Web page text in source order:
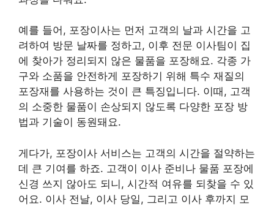
예를 들어, 포장이사는 먼저 고객의 날과 시간을 고
려하여 방문 날짜를 정하고, 이후 전문 이사팀이 집
에 찾아가 정리되지 않은 물품을 포장해요. 각종 가
구와 소품을 안전하게 포장하기 위해 특수 재질의
포장재를 사용하는 것이 큰 특징입니다. 이때, 고객
의 소중한 물품이 손상되지 않도록 다양한 포장 방
법과 기술이 동원돼요.
게다가, 포장이사 서비스는 고객의 시간을 절약하는
데 큰 기여를 하죠. 고객이 이사 준비나 물품 포장에
신경 쓰지 않아도 되니, 시간적 여유를 되찾을 수 있
어요. 이사 전날, 이사 당일, 그리고 이사 후까지 모